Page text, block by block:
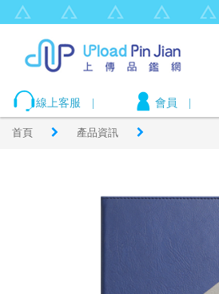
線上客服 會員
首頁 產品資訊